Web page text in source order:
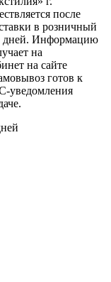
после
в розничный
дней. Информацию
на
на сайте
готов к
уведомления